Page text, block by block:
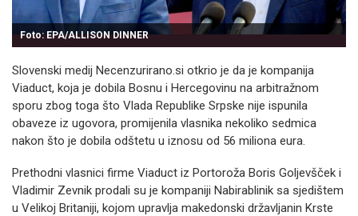
Foto: EPA/ALLISON DINNER
Slovenski medij Necenzurirano.si otkrio je da je kompanija
Viaduct, koja je dobila Bosnu i Hercegovinu na arbitražnom
sporu zbog toga što Vlada Republike Srpske nije ispunila
obaveze iz ugovora, promijenila vlasnika nekoliko sedmica
nakon što je dobila odštetu u iznosu od 56 miliona eura.
Prethodni vlasnici firme Viaduct iz Portoroža Boris Goljevšček i
Vladimir Zevnik prodali su je kompaniji Nabirablinik sa sjedištem
u Velikoj Britaniji, kojom upravlja makedonski državljanin Krste